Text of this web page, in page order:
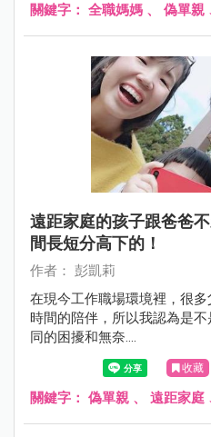
關鍵字： 全職媽媽 、 偽單親
遠距家庭的孩子跟爸爸
間長短分高下的！
作者： 彭凱莉
在現今工作職場環境裡，很
時間的陪伴，所以我認為是
同的困擾和無奈....
收藏
關鍵字： 偽單親 、 遠距家庭